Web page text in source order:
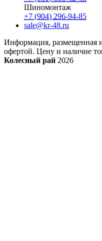
Шиномонтаж
+7 (904) 296-94-85
sale@kr-48.ru
Информация, размещенная
офертой. Цену и наличие
Колесный рай 2026